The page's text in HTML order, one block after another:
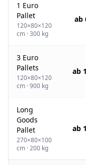
1 Euro
Pallet
120×80×120
cm · 300 kg
ab
3 Euro
Pallets
120×80×120
cm · 900 kg
ab
Long
Goods
Pallet
270×80×100
cm · 200 kg
ab